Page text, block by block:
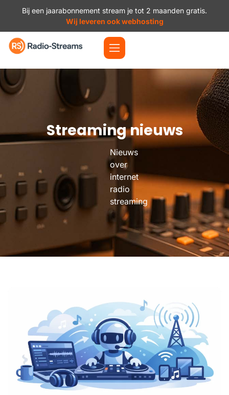
Bij een jaarabonnement stream je tot 2 maanden gratis.
Wij leveren ook webhosting
Streaming nieuws
Nieuws
over
internet
radio
streaming